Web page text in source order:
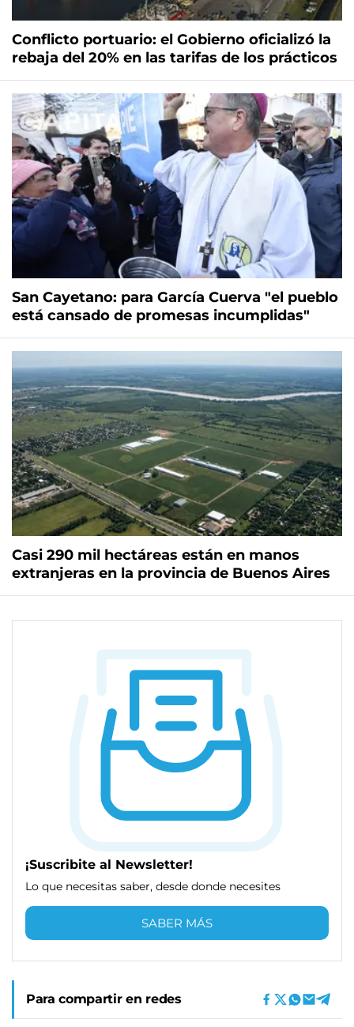
Conflicto portuario: el Gobierno oficializó la
rebaja del 20% en las tarifas de los prácticos
San Cayetano: para García Cuerva "el pueblo
está cansado de promesas incumplidas"
Casi 290 mil hectáreas están en manos
extranjeras en la provincia de Buenos Aires
¡Suscribite al Newsletter!
Lo que necesitas saber, desde donde necesites
SABER MÁS
Para compartir en redes